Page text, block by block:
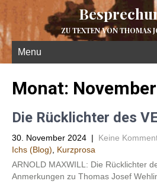
ZU TEXTEN VON THOMAS
Menu
Monat:
Die Rücklichter des
30. November 2024 | Keine
Ichs (Blog)
Kurzprosa
ARNOLD MAXWILL: Die Rücklichter
Anmerkungen zu Thomas Josef